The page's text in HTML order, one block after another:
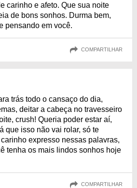
carinho e afeto. Que sua noite
de bons sonhos. Durma bem,
pensando em você.
COMPARTILHAR
trás todo o cansaço do dia,
deitar a cabeça no travesseiro
crush! Queria poder estar aí,
que isso não vai rolar, só te
expresso nessas palavras,
tenha os mais lindos sonhos hoje
COMPARTILHAR